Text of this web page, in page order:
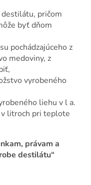
pričom
byť dňom
pochádzajúceho z
medoviny, z
vyrobeného
liehu v l a.
litroch pri teplote
právam a
destilátu“